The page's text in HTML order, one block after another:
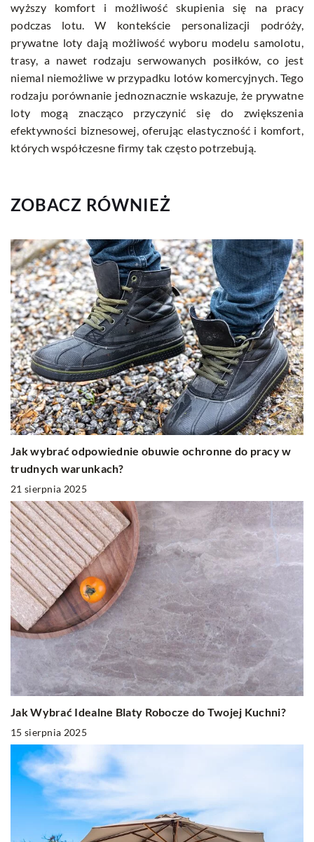
wyższy komfort i możliwość skupienia się na pracy
podczas lotu. W kontekście personalizacji podróży,
prywatne loty dają możliwość wyboru modelu samolotu,
trasy, a nawet rodzaju serwowanych posiłków, co jest
niemal niemożliwe w przypadku lotów komercyjnych. Tego
rodzaju porównanie jednoznacznie wskazuje, że prywatne
loty mogą znacząco przyczynić się do zwiększenia
efektywności biznesowej, oferując elastyczność i komfort,
których współczesne firmy tak często potrzebują.
ZOBACZ RÓWNIEŻ
Jak wybrać odpowiednie obuwie ochronne do pracy w
trudnych warunkach?
21 sierpnia 2025
Jak Wybrać Idealne Blaty Robocze do Twojej Kuchni?
15 sierpnia 2025